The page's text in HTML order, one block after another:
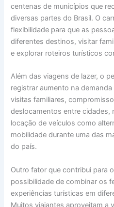
centenas de municípios que
diversas partes do Brasil. O
flexibilidade para que as
diferentes destinos, visitar
e explorar roteiros turísticos
Além das viagens de lazer, o
registrar aumento na
visitas familiares,
deslocamentos entre cidades,
locação de veículos como
mobilidade durante uma das
do país.
Outro fator que contribui para
possibilidade de combinar os
experiências turísticas em
Muitos viajantes aproveitam a